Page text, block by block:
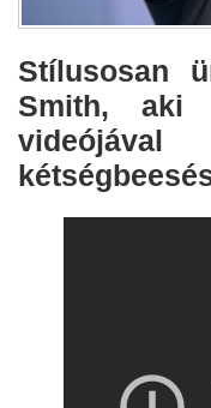
Stílusosan
Smith, aki